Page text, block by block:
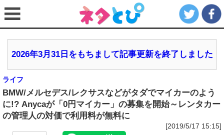
2026年3月31日をもちまして記事更新を終了しました
ライフ
BMW/メルセデス/レクサスなどがタダでマイカーのよう
に!? Anycaが「0円マイカー」の募集を開始～レンタカー
の管理人の対価で利用料が無料に
[2019/5/17 15:15]